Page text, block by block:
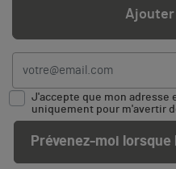
Ajouter
J'accepte que mon
uniquement pour m'avertir
Prévenez-moi